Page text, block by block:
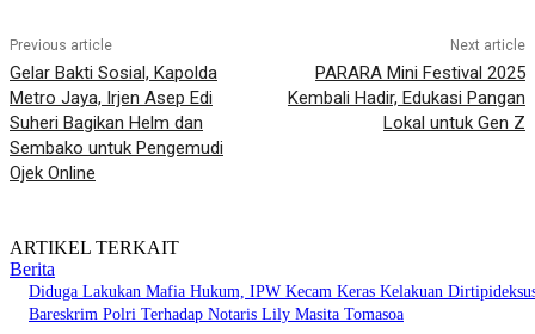
Previous article
Gelar Bakti Sosial, Kapolda
Metro Jaya, Irjen Asep Edi
Suheri Bagikan Helm dan
Sembako untuk Pengemudi
Ojek Online
Next article
PARARA Mini Festival 2025
Kembali Hadir, Edukasi Pangan
Lokal untuk Gen Z
ARTIKEL TERKAIT
Berita
Diduga Lakukan Mafia Hukum, IPW Kecam Keras Kelakuan
Bareskrim Polri Terhadap Notaris Lily Masita Tomasoa